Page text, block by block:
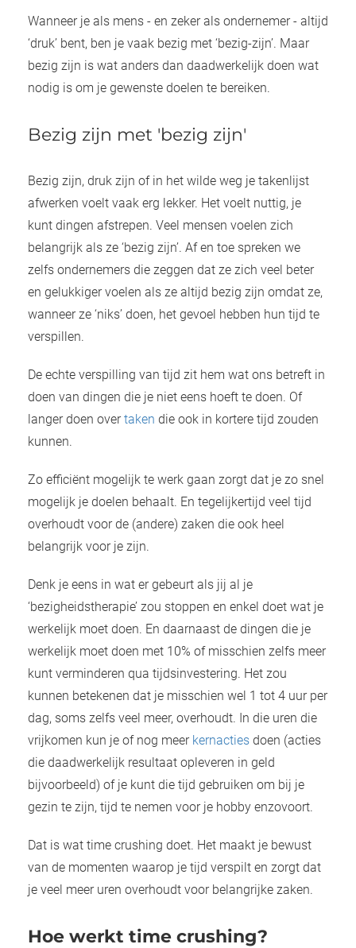
Wanneer je als mens - en zeker als ondernemer - altijd
‘druk’ bent, ben je vaak bezig met ‘bezig-zijn’. Maar
bezig zijn is wat anders dan daadwerkelijk doen wat
nodig is om je gewenste doelen te bereiken.
Bezig zijn met 'bezig zijn'
Bezig zijn, druk zijn of in het wilde weg je takenlijst
afwerken voelt vaak erg lekker. Het voelt nuttig, je
kunt dingen afstrepen. Veel mensen voelen zich
belangrijk als ze ‘bezig zijn’. Af en toe spreken we
zelfs ondernemers die zeggen dat ze zich veel beter
en gelukkiger voelen als ze altijd bezig zijn omdat ze,
wanneer ze ‘niks’ doen, het gevoel hebben hun tijd te
verspillen.
De echte verspilling van tijd zit hem wat ons betreft in
doen van dingen die je niet eens hoeft te doen. Of
langer doen overtaken die ook in kortere tijd zouden
kunnen.
Zo efficiënt mogelijk te werk gaan zorgt dat je zo snel
mogelijk je doelen behaalt. En tegelijkertijd veel tijd
overhoudt voor de (andere) zaken die ook heel
belangrijk voor je zijn.
Denk je eens in wat er gebeurt als jij al je
‘bezigheidstherapie’ zou stoppen en enkel doet wat je
werkelijk moet doen. En daarnaast de dingen die je
werkelijk moet doen met 10% of misschien zelfs meer
kunt verminderen qua tijdsinvestering. Het zou
kunnen betekenen dat je misschien wel 1 tot 4 uur per
dag, soms zelfs veel meer, overhoudt. In die uren die
vrijkomen kun je of nog meer kernacties doen (acties
die daadwerkelijk resultaat opleveren in geld
bijvoorbeeld) of je kunt die tijd gebruiken om bij je
gezin te zijn, tijd te nemen voor je hobby enzovoort.
Dat is wat time crushing doet. Het maakt je bewust
van de momenten waarop je tijd verspilt en zorgt dat
je veel meer uren overhoudt voor belangrijke zaken.
Hoe werkt time crushing?
website-